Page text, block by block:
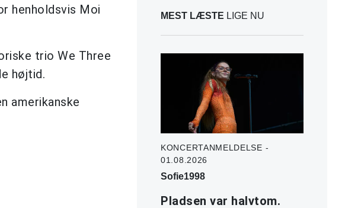
henholdsvis Moi
trio We Three
højtid.
amerikanske
MEST LÆSTE LIGE NU
KONCERTANMELDELSE -
01.08.2026
Sofie1998
Pladsen var halvtom.